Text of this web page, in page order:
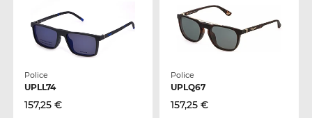
Police
UPLL74
157,25 €
Police
UPLQ67
157,25 €